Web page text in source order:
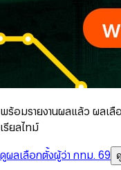
พร้อมรายงานผลแล้ว ผลเลื
เรียลไทม์
ดูผลเลือกตั้งผู้ว่า กทม. 69